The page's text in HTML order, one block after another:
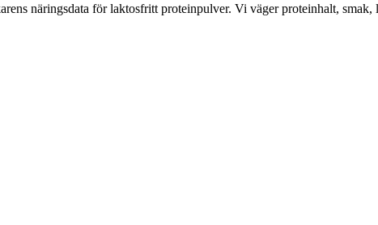
näringsdata för laktosfritt proteinpulver. Vi väger proteinhalt,